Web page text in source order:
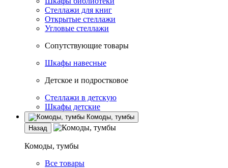
Стеллажи для книг
Открытые стеллажи
Угловые стеллажи
Сопутствующие товары
Шкафы навесные
Детское и подростковое
Стеллажи в детскую
Шкафы детские
Комоды, тумбы
Назад
Комоды, тумбы
Все товары